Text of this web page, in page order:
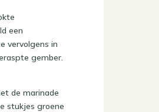
een
vervolgens in
gember.
de marinade
stukjes groene